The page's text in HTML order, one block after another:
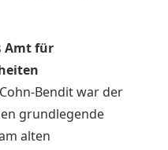
Amt für
Bendit war der
grundlegende
alten